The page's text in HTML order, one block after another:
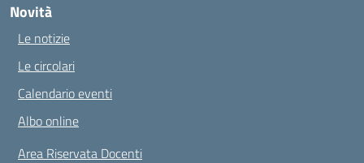
Novità
Le notizie
Le circolari
Calendario eventi
Albo online
Area Riservata Docenti